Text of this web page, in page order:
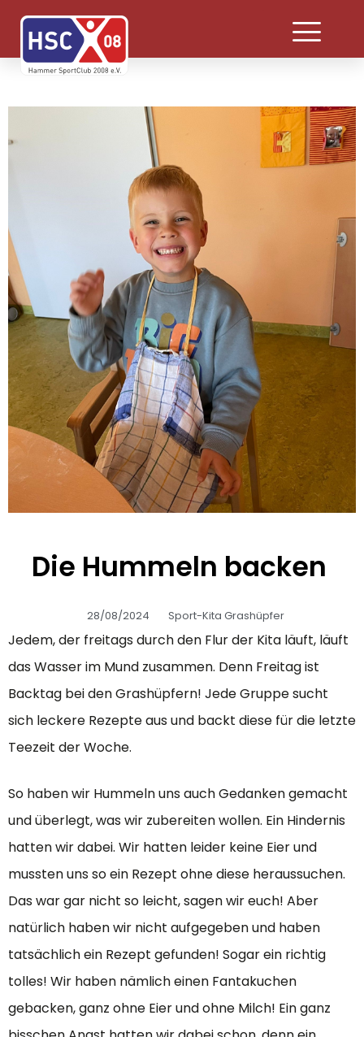
Die Hummeln backen
28/08/2024 Sport-Kita Grashüpfer
Jedem, der freitags durch den Flur der Kita läuft, läuft
das Wasser im Mund zusammen. Denn Freitag ist
Backtag bei den Grashüpfern! Jede Gruppe sucht
sich leckere Rezepte aus und backt diese für die letzte
Teezeit der Woche.
So haben wir Hummeln uns auch Gedanken gemacht
und überlegt, was wir zubereiten wollen. Ein Hindernis
hatten wir dabei. Wir hatten leider keine Eier und
mussten uns so ein Rezept ohne diese heraussuchen.
Das war gar nicht so leicht, sagen wir euch! Aber
natürlich haben wir nicht aufgegeben und haben
tatsächlich ein Rezept gefunden! Sogar ein richtig
tolles! Wir haben nämlich einen Fantakuchen
gebacken, ganz ohne Eier und ohne Milch! Ein ganz